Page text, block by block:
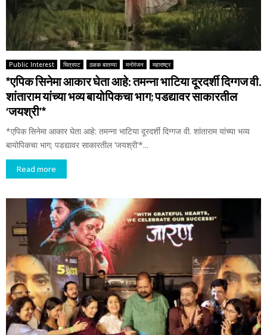
Public Interest चित्रपट ठळक बातम्या मनोरंजन महाराष्ट्र
*एपिक सिनेमा आकार घेता आहे: तमन्ना भाटिया दूरदर्शी दिग्गज वी.
शांताराम यांच्या भव्य बायोपिकचा भाग; पडद्यावर साकारतील
‘जयश्री’*
*एपिक सिनेमा आकार घेता आहे: तमन्ना भाटिया दूरदर्शी दिग्गज वी. शांताराम यांच्या भव्य
बायोपिकचा भाग; पडद्यावर साकारतील ‘जयश्री’*...
Read more